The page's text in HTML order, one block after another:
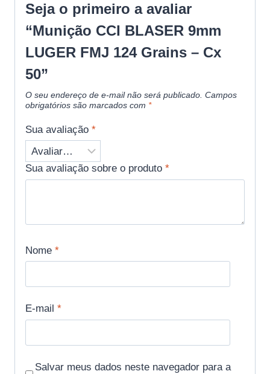
Seja o primeiro a avaliar
“Munição CCI BLASER 9mm
LUGER FMJ 124 Grains – Cx
50”
O seu endereço de e-mail não será publicado. Campos
obrigatórios são marcados com *
Sua avaliação *
Sua avaliação sobre o produto *
Nome *
E-mail *
Salvar meus dados neste navegador para a